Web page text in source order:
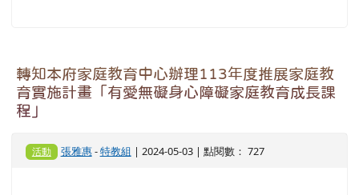
轉知本府家庭教育中心辦理113年度推展家庭教
育實施計畫「有愛無礙身心障礙家庭教育成長課
程」
活動 張雅惠-特教組 | 2024-05-03 | 點閱數： 727